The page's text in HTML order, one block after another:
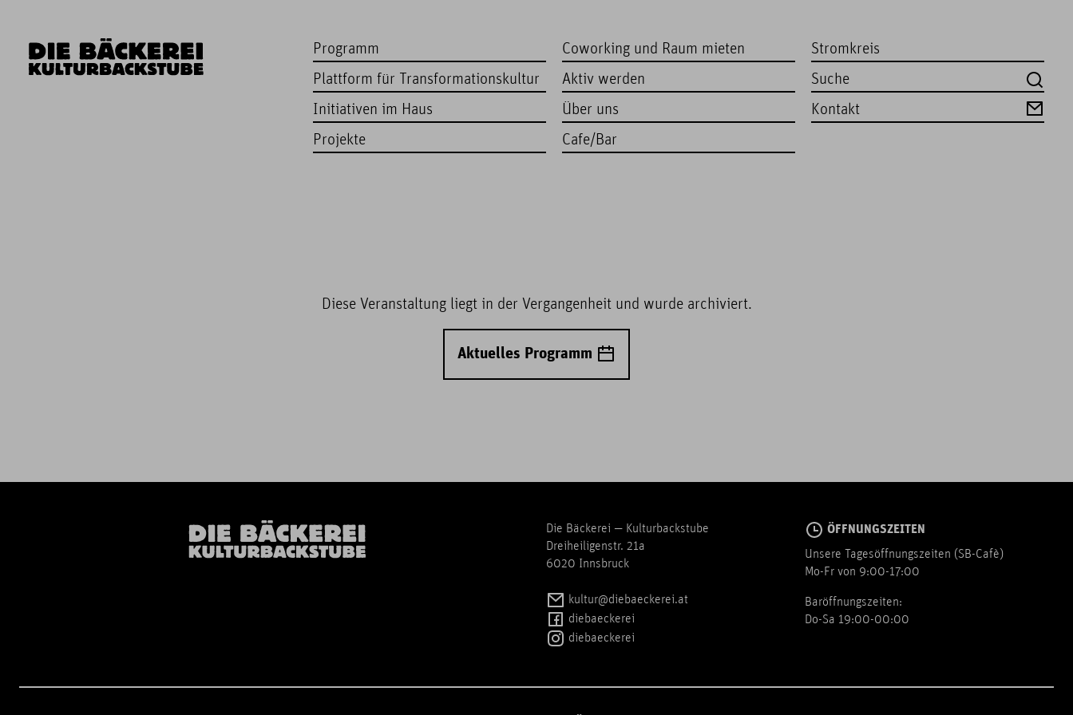
Programm
Plattform für Transformationskultur
Initiativen im Haus
Projekte
Coworking und Raum mieten
Aktiv werden
Über uns
Cafe/Bar
Stromkreis
Kontakt
Diese Veranstaltung liegt in der Vergangenheit und wurde archiviert.
Aktuelles Programm
Die Bäckerei — Kulturbackstube
Dreiheiligenstr. 21a
6020 Innsbruck
kultur@diebaeckerei.at
diebaeckerei
diebaeckerei
ÖFFNUNGSZEITEN
Unsere Tagesöffnungszeiten (SB-Cafè)
Mo-Fr von 9:00-17:00
Baröffnungszeiten:
Do-Sa 19:00-00:00